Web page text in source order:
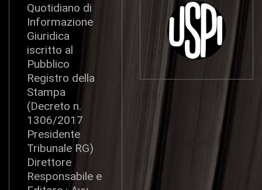
Quotidiano di
Informazione
Giuridica
iscritto al
Pubblico
Registro della
Stampa
(Decreto n.
1306/2017
Presidente
Tribunale RG)
Direttore
Responsabile e